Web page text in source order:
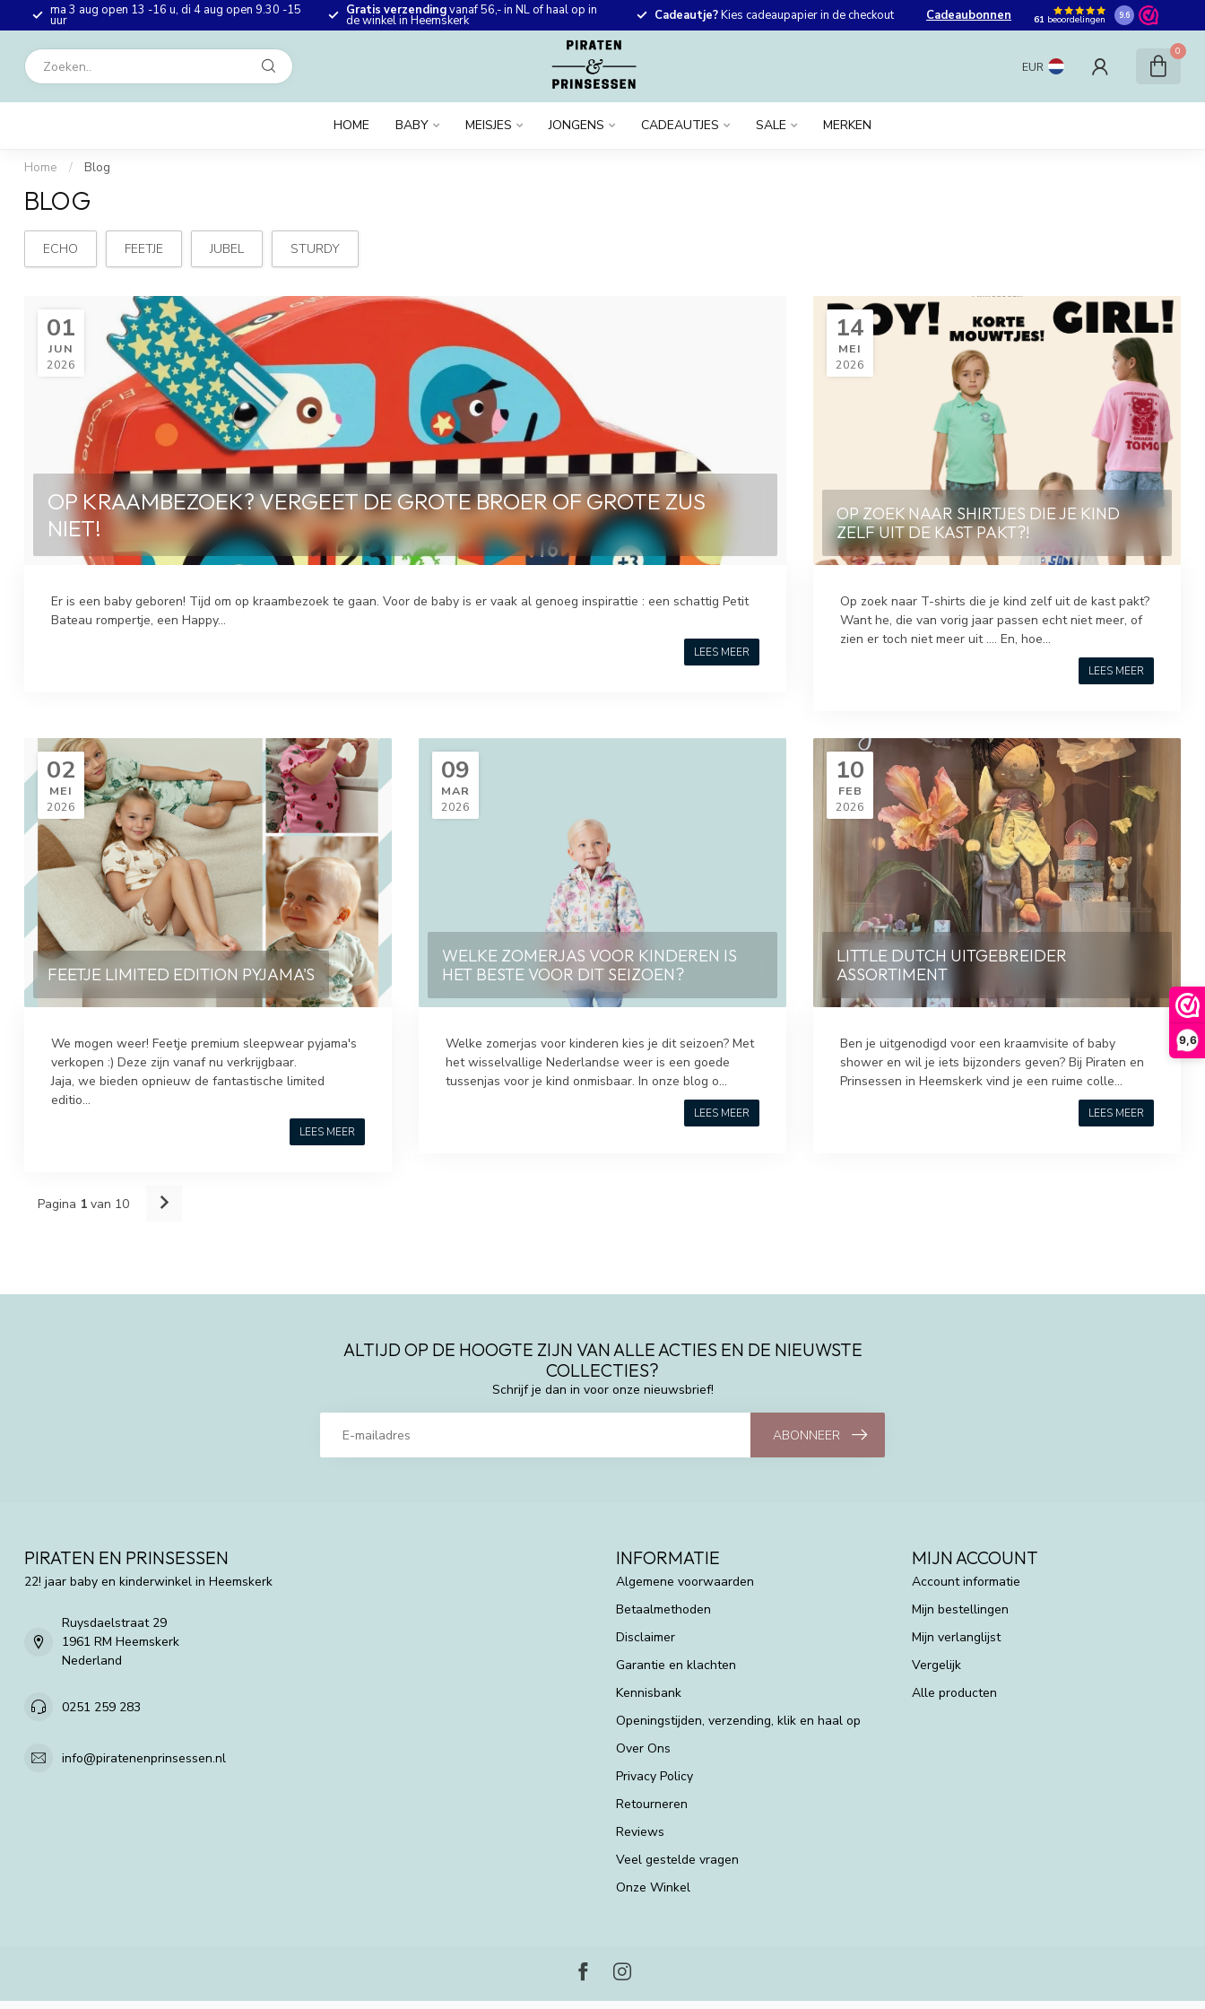
9,6
ma 3 aug open 13 -16 u, di 4 aug open 9.30 -15
uur
Gratis verzendingvanaf 56,- in NL of haal op in
de winkel in Heemskerk Cadeautje?Kies cadeaupapier in de checkout Cadeaubonnen 61 beoordelingen 9.6
EUR
0
HOME BABY MEISJES JONGENS CADEAUTJES SALE MERKEN
Home / Blog
BLOG
ECHO FEETJE JUBEL STURDY
01
JUN
2026
OP KRAAMBEZOEK? VERGEET DE GROTE BROER OF GROTE ZUS
NIET!
Er is een baby geboren! Tijd om op kraambezoek te gaan. Voor de baby is er vaak al genoeg inspirattie : een schattig Petit
Bateau rompertje, een Happy...
LEES MEER
14
MEI
2026
OP ZOEK NAAR SHIRTJES DIE JE KIND
ZELF UIT DE KAST PAKT?!
Op zoek naar T-shirts die je kind zelf uit de kast pakt?
Want he, die van vorig jaar passen echt niet meer, of
zien er toch niet meer uit .... En, hoe...
LEES MEER
02
MEI
2026
FEETJE LIMITED EDITION PYJAMA'S
We mogen weer! Feetje premium sleepwear pyjama's
verkopen :) Deze zijn vanaf nu verkrijgbaar.
Jaja, we bieden opnieuw de fantastische limited
editio...
LEES MEER
09
MAR
2026
WELKE ZOMERJAS VOOR KINDEREN IS
HET BESTE VOOR DIT SEIZOEN?
Welke zomerjas voor kinderen kies je dit seizoen? Met
het wisselvallige Nederlandse weer is een goede
tussenjas voor je kind onmisbaar. In onze blog o...
LEES MEER
10
FEB
2026
LITTLE DUTCH UITGEBREIDER
ASSORTIMENT
Ben je uitgenodigd voor een kraamvisite of baby
shower en wil je iets bijzonders geven? Bij Piraten en
Prinsessen in Heemskerk vind je een ruime colle...
LEES MEER
Pagina 1 van 10
ALTIJD OP DE HOOGTE ZIJN VAN ALLE ACTIES EN DE NIEUWSTE
COLLECTIES?
Schrijf je dan in voor onze nieuwsbrief!
ABONNEER
PIRATEN EN PRINSESSEN
22! jaar baby en kinderwinkel in Heemskerk
Ruysdaelstraat 29
1961 RM Heemskerk
Nederland
0251 259 283
info@piratenenprinsessen.nl
INFORMATIE
Algemene voorwaarden
Betaalmethoden
Disclaimer
Garantie en klachten
Kennisbank
Openingstijden, verzending, klik en haal op
Over Ons
Privacy Policy
Retourneren
Reviews
Veel gestelde vragen
Onze Winkel
MIJN ACCOUNT
Account informatie
Mijn bestellingen
Mijn verlanglijst
Vergelijk
Alle producten